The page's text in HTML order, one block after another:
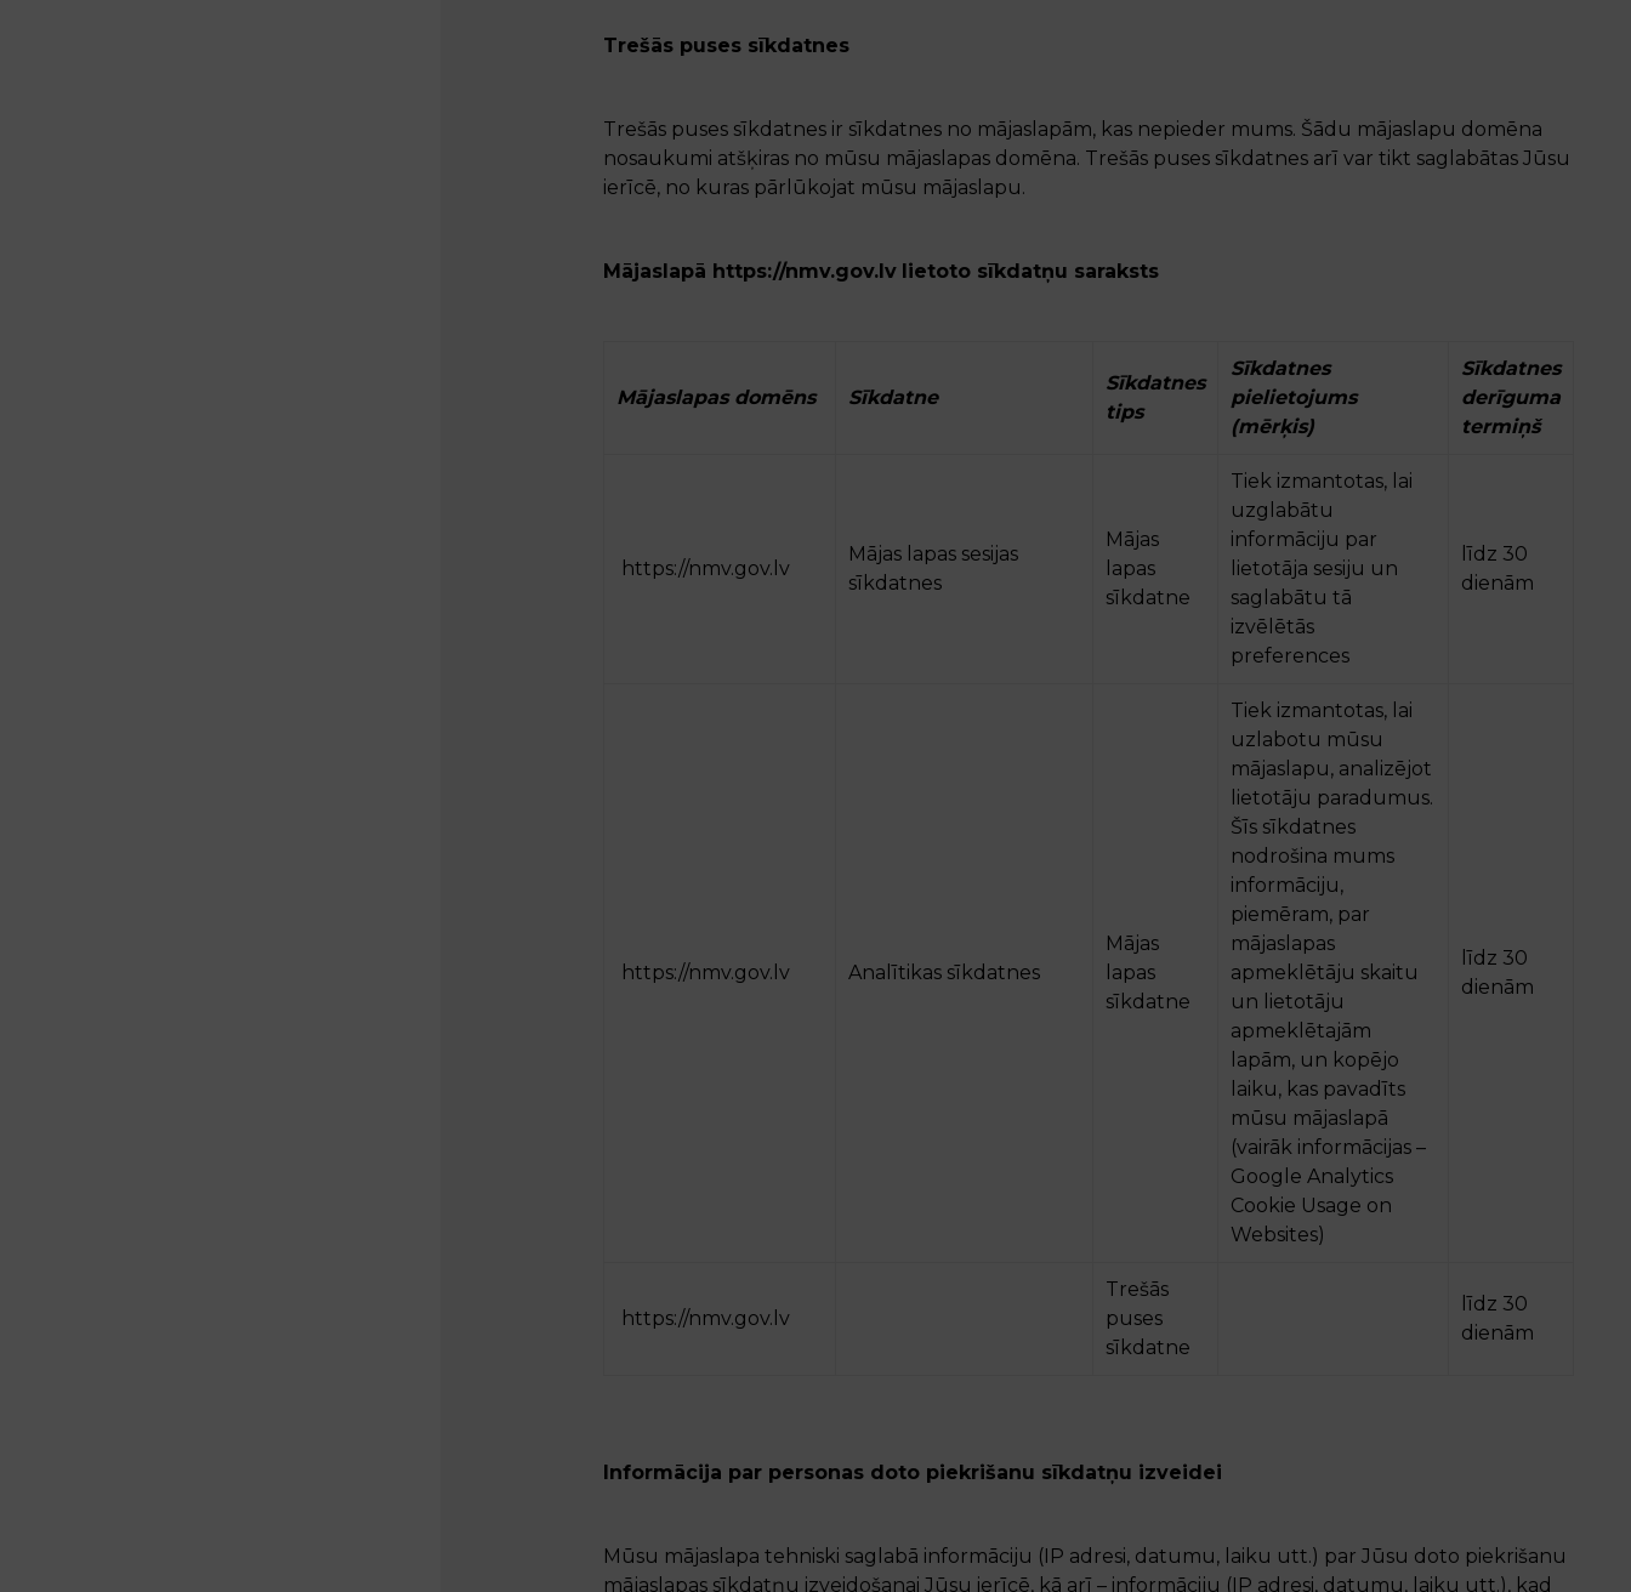
Trešās puses sīkdatnes
Trešās puses sīkdatnes ir sīkdatnes no mājaslapām, kas nepieder mums. Šādu mājaslapu domēna
nosaukumi atšķiras no mūsu mājaslapas domēna. Trešās puses sīkdatnes arī var tikt saglabātas Jūsu
ierīcē, no kuras pārlūkojat mūsu mājaslapu.
Mājaslapā https://nmv.gov.lv lietoto sīkdatņu saraksts
Mājaslapas domēns Sīkdatne
Sīkdatnes
tips
Sīkdatnes
pielietojums
(mērķis)
Sīkdatnes
derīguma
termiņš
https://nmv.gov.lv
Mājas lapas sesijas
sīkdatnes
Mājas
lapas
sīkdatne
Tiek izmantotas, lai
uzglabātu
informāciju par
lietotāja sesiju un
saglabātu tā
izvēlētās
preferences
līdz 30
dienām
https://nmv.gov.lv Analītikas sīkdatnes
Mājas
lapas
sīkdatne
Tiek izmantotas, lai
uzlabotu mūsu
mājaslapu, analizējot
lietotāju paradumus.
Šīs sīkdatnes
nodrošina mums
informāciju,
piemēram, par
mājaslapas
apmeklētāju skaitu
un lietotāju
apmeklētajām
lapām, un kopējo
laiku, kas pavadīts
mūsu mājaslapā
(vairāk informācijas –
Google Analytics
Cookie Usage on
Websites)
līdz 30
dienām
https://nmv.gov.lv
Trešās
puses
sīkdatne
līdz 30
dienām
Informācija par personas doto piekrišanu sīkdatņu izveidei
Mūsu mājaslapa tehniski saglabā informāciju (IP adresi, datumu, laiku utt.) par Jūsu doto piekrišanu
mājaslapas sīkdatņu izveidošanai Jūsu ierīcē, kā arī – informāciju (IP adresi, datumu, laiku utt.), kad